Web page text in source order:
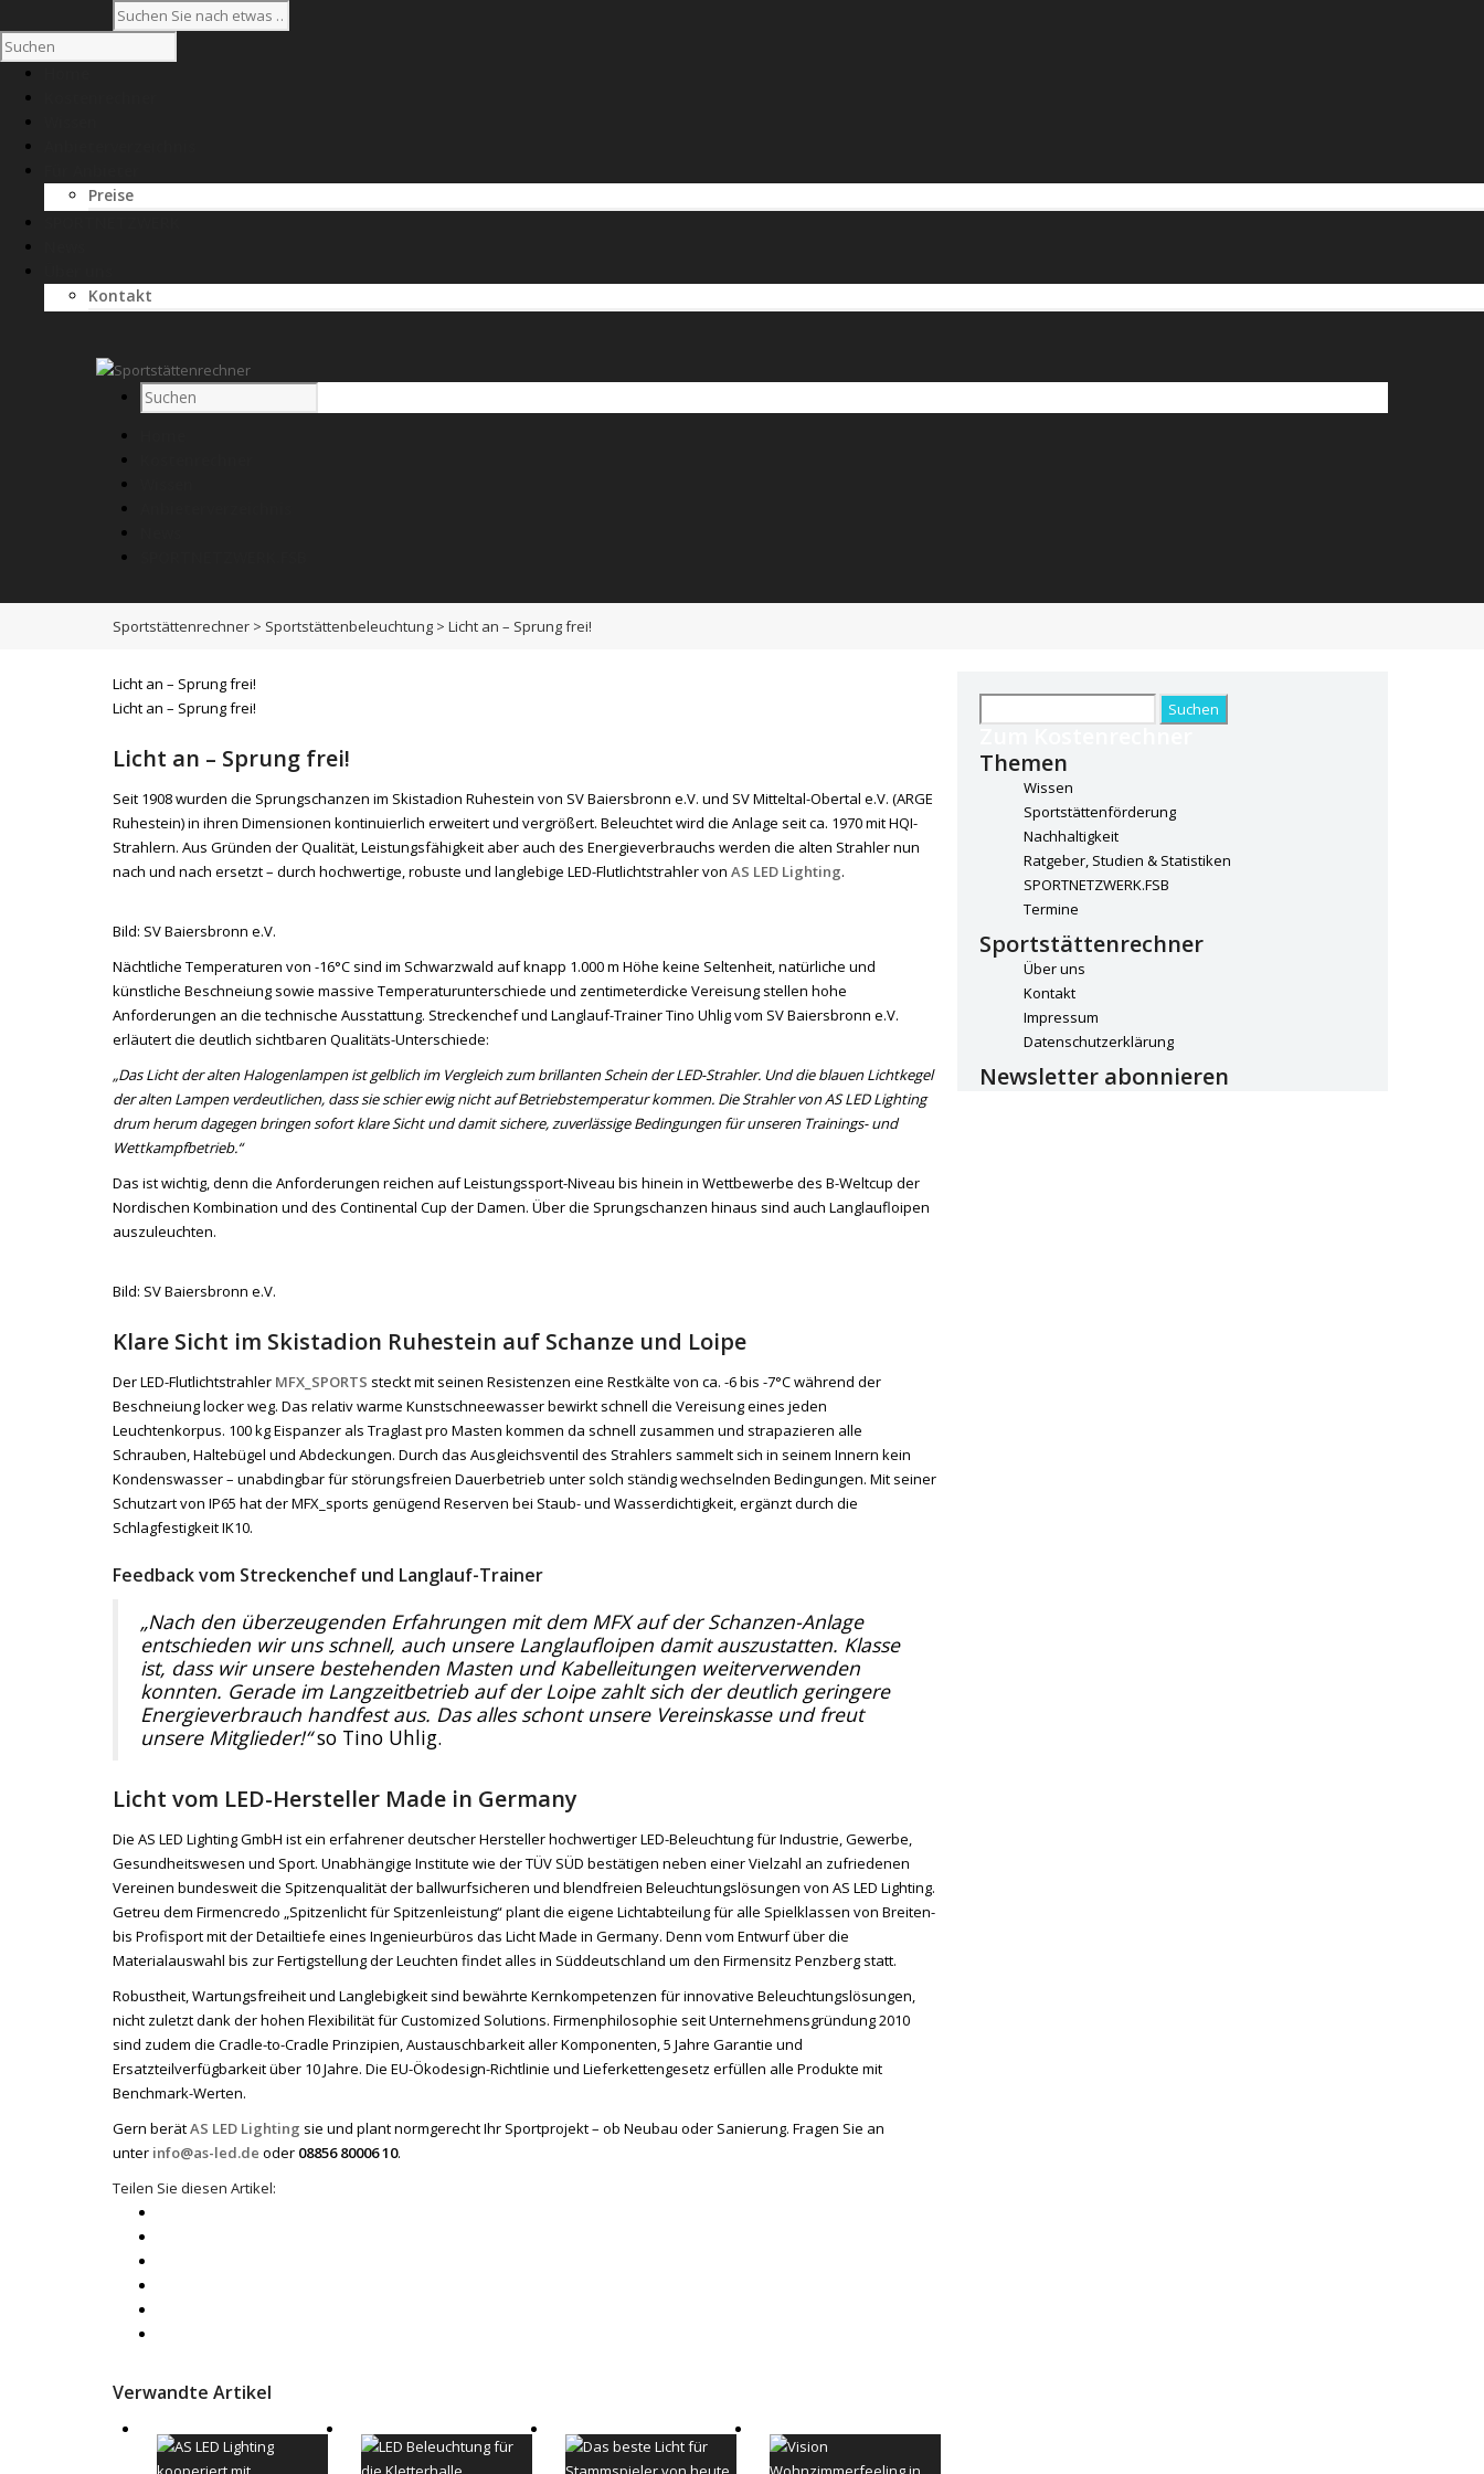
Preise
Kontakt
Sportstättenrechner > Sportstättenbeleuchtung > Licht an – Sprung frei!
Licht an – Sprung frei!
Licht an – Sprung frei!
Licht an – Sprung frei!
Seit 1908 wurden die Sprungschanzen im Skistadion Ruhestein von SV Baiersbronn e.V. und SV Mitteltal-Obertal e.V. (ARGE
Ruhestein) in ihren Dimensionen kontinuierlich erweitert und vergrößert. Beleuchtet wird die Anlage seit ca. 1970 mit HQI-
Strahlern. Aus Gründen der Qualität, Leistungsfähigkeit aber auch des Energieverbrauchs werden die alten Strahler nun
nach und nach ersetzt – durch hochwertige, robuste und langlebige LED-Flutlichtstrahler von AS LED Lighting.
Bild: SV Baiersbronn e.V.
Nächtliche Temperaturen von -16°C sind im Schwarzwald auf knapp 1.000 m Höhe keine Seltenheit, natürliche und
künstliche Beschneiung sowie massive Temperaturunterschiede und zentimeterdicke Vereisung stellen hohe
Anforderungen an die technische Ausstattung. Streckenchef und Langlauf-Trainer Tino Uhlig vom SV Baiersbronn e.V.
erläutert die deutlich sichtbaren Qualitäts-Unterschiede:
„Das Licht der alten Halogenlampen ist gelblich im Vergleich zum brillanten Schein der LED-Strahler. Und die blauen Lichtkegel
der alten Lampen verdeutlichen, dass sie schier ewig nicht auf Betriebstemperatur kommen. Die Strahler von AS LED Lighting
drum herum dagegen bringen sofort klare Sicht und damit sichere, zuverlässige Bedingungen für unseren Trainings- und
Wettkampfbetrieb.“
Das ist wichtig, denn die Anforderungen reichen auf Leistungssport-Niveau bis hinein in Wettbewerbe des B-Weltcup der
Nordischen Kombination und des Continental Cup der Damen. Über die Sprungschanzen hinaus sind auch Langlaufloipen
auszuleuchten.
Bild: SV Baiersbronn e.V.
Klare Sicht im Skistadion Ruhestein auf Schanze und Loipe
Der LED-Flutlichtstrahler MFX_SPORTS steckt mit seinen Resistenzen eine Restkälte von ca. -6 bis -7°C während der
Beschneiung locker weg. Das relativ warme Kunstschneewasser bewirkt schnell die Vereisung eines jeden
Leuchtenkorpus. 100 kg Eispanzer als Traglast pro Masten kommen da schnell zusammen und strapazieren alle
Schrauben, Haltebügel und Abdeckungen. Durch das Ausgleichsventil des Strahlers sammelt sich in seinem Innern kein
Kondenswasser – unabdingbar für störungsfreien Dauerbetrieb unter solch ständig wechselnden Bedingungen. Mit seiner
Schutzart von IP65 hat der MFX_sports genügend Reserven bei Staub- und Wasserdichtigkeit, ergänzt durch die
Schlagfestigkeit IK10.
Feedback vom Streckenchef und Langlauf-Trainer
„Nach den überzeugenden Erfahrungen mit dem MFX auf der Schanzen-Anlage
entschieden wir uns schnell, auch unsere Langlaufloipen damit auszustatten. Klasse
ist, dass wir unsere bestehenden Masten und Kabelleitungen weiterverwenden
konnten. Gerade im Langzeitbetrieb auf der Loipe zahlt sich der deutlich geringere
Energieverbrauch handfest aus. Das alles schont unsere Vereinskasse und freut
unsere Mitglieder!“so Tino Uhlig.
Licht vom LED-Hersteller Made in Germany
Die AS LED Lighting GmbH ist ein erfahrener deutscher Hersteller hochwertiger LED-Beleuchtung für Industrie, Gewerbe,
Gesundheitswesen und Sport. Unabhängige Institute wie der TÜV SÜD bestätigen neben einer Vielzahl an zufriedenen
Vereinen bundesweit die Spitzenqualität der ballwurfsicheren und blendfreien Beleuchtungslösungen von AS LED Lighting.
Getreu dem Firmencredo „Spitzenlicht für Spitzenleistung“ plant die eigene Lichtabteilung für alle Spielklassen von Breiten-
bis Profisport mit der Detailtiefe eines Ingenieurbüros das Licht Made in Germany. Denn vom Entwurf über die
Materialauswahl bis zur Fertigstellung der Leuchten findet alles in Süddeutschland um den Firmensitz Penzberg statt.
Robustheit, Wartungsfreiheit und Langlebigkeit sind bewährte Kernkompetenzen für innovative Beleuchtungslösungen,
nicht zuletzt dank der hohen Flexibilität für Customized Solutions. Firmenphilosophie seit Unternehmensgründung 2010
sind zudem die Cradle-to-Cradle Prinzipien, Austauschbarkeit aller Komponenten, 5 Jahre Garantie und
Ersatzteilverfügbarkeit über 10 Jahre. Die EU-Ökodesign-Richtlinie und Lieferkettengesetz erfüllen alle Produkte mit
Benchmark-Werten.
Gern berätAS LED Lighting sie und plant normgerecht Ihr Sportprojekt – ob Neubau oder Sanierung. Fragen Sie an
unter info@as-led.de oder 08856 80006 10.
Teilen Sie diesen Artikel:
Verwandte Artikel
nach:
Themen
Wissen
Sportstättenförderung
Nachhaltigkeit
Ratgeber, Studien & Statistiken
SPORTNETZWERK.FSB
Termine
Sportstättenrechner
Über uns
Kontakt
Impressum
Datenschutzerklärung
Newsletter abonnieren